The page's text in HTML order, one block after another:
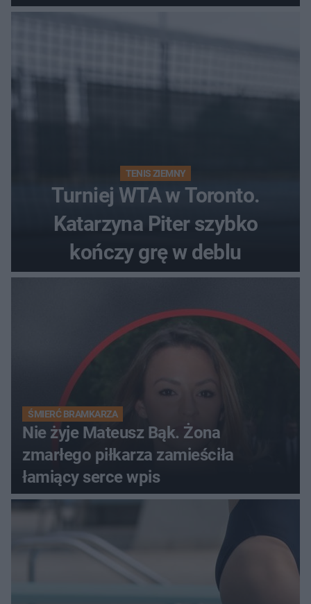
TENIS ZIEMNY
Turniej WTA w Toronto.
Katarzyna Piter szybko
kończy grę w deblu
ŚMIERĆ BRAMKARZA
Nie żyje Mateusz Bąk. Żona
zmarłego piłkarza zamieściła
łamiący serce wpis